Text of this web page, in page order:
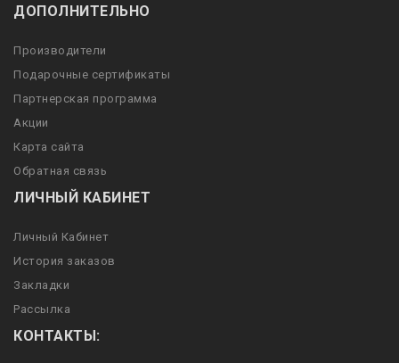
ДОПОЛНИТЕЛЬНО
Производители
Подарочные сертификаты
Партнерская программа
Акции
Карта сайта
Обратная связь
ЛИЧНЫЙ КАБИНЕТ
Личный Кабинет
История заказов
Закладки
Рассылка
КОНТАКТЫ: